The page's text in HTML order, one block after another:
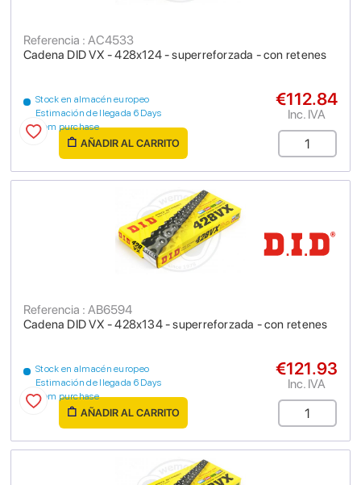
Cadena DID VX - 428x124 - superreforzada - con retenes
Referencia : AC4533
Stock en almacén europeo
Estimación de llegada 6 Days
from purchase
€112.84
Inc. IVA
AÑADIR AL CARRITO
Cadena DID VX - 428x134 - superreforzada - con retenes
Referencia : AB6594
Stock en almacén europeo
Estimación de llegada 6 Days
from purchase
€121.93
Inc. IVA
AÑADIR AL CARRITO